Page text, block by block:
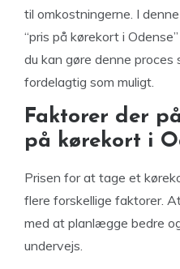
til omkostningerne. I
“pris på kørekort i
du kan gøre denne proces
fordelagtig som muligt.
Faktorer der
på kørekort i
Prisen for at tage et
flere forskellige faktorer.
med at planlægge bedre
undervejs.